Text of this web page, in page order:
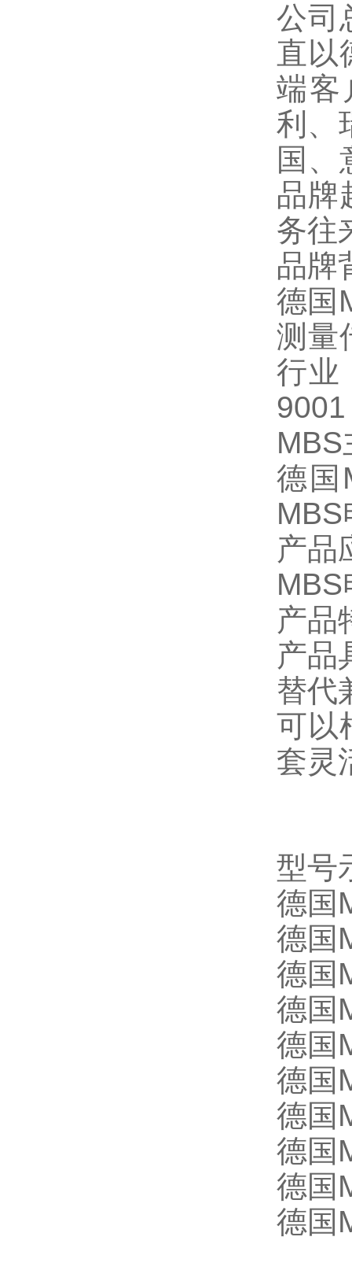
公司
直以
端客
利、
国、
品牌
务往
品牌
德国
测量
行业
MBS
德国
产品
产品
产品
替代
可以
套灵
型
德
德国
德国
德国
德国
德国
德国
德国
德国
德国